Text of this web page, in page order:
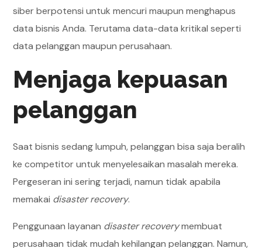
siber berpotensi untuk mencuri maupun menghapus
data bisnis Anda. Terutama data-data kritikal seperti
data pelanggan maupun perusahaan.
Menjaga kepuasan
pelanggan
Saat bisnis sedang lumpuh, pelanggan bisa saja beralih
ke competitor untuk menyelesaikan masalah mereka.
Pergeseran ini sering terjadi, namun tidak apabila
memakai disaster recovery.
Penggunaan layanan disaster recoverymembuat
perusahaan tidak mudah kehilangan pelanggan. Namun,